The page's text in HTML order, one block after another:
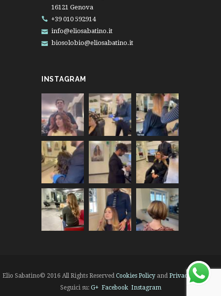
16121 Genova
+39 010 592914
info@eliosabatino.it
biosolobio@eliosabatino.it
INSTAGRAM
Elio Sabatino© 2016 All Rights Reserved Cookies Policy and Privacy Policy
Seguici su: G+ Facebook Instagram